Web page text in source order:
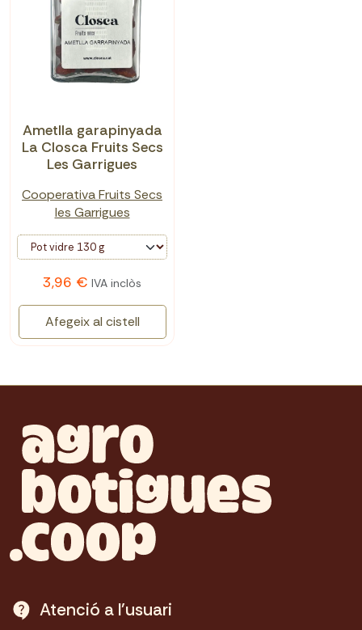
Ametlla garapinyada
La Closca Fruits Secs
Les Garrigues
Cooperativa Fruits Secs
les Garrigues
3,96 € IVA inclòs
Afegeix al cistell
Atenció a l'usuari